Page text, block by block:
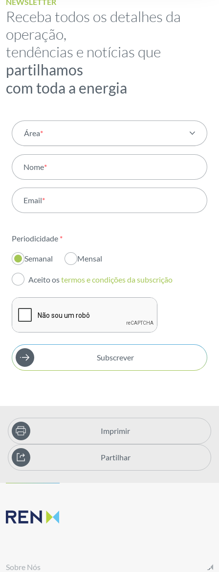
Receba todos os detalhes da
operação,
tendências e notícias que
partilhamos
com toda a energia
Área*
Atividade
Institucional
Inovação
Investidores
Publicações
Nome*
Email*
Periodicidade *
Semanal Mensal
Aceito ostermos e condições da subscrição
Subscrever
Imprimir
Partilhar
Sobre Nós